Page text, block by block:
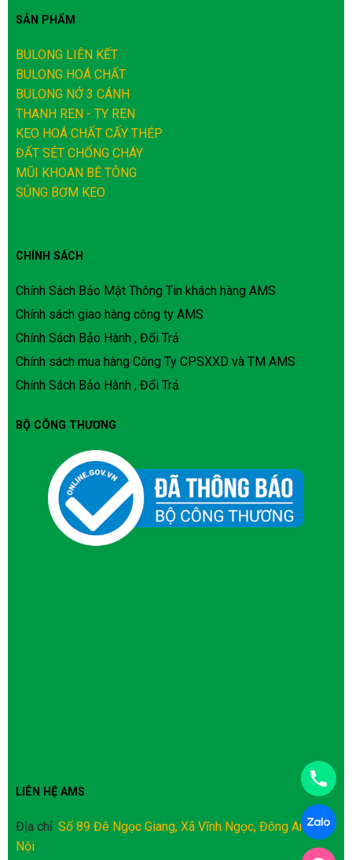
SẢN PHẨM
BULONG LIÊN KẾT
BULONG HOÁ CHẤT
BULONG NỞ 3 CÁNH
THANH REN - TY REN
KEO HOÁ CHẤT CẤY THÉP
ĐẤT SÉT CHỐNG CHÁY
MŨI KHOAN BÊ TÔNG
SÚNG BƠM KEO
CHÍNH SÁCH
Chính Sách Bảo Mật Thông Tin khách hàng AMS
Chính sách giao hàng công ty AMS
Chính Sách Bảo Hành , Đổi Trả
Chính sách mua hàng Công Ty CPSXXD và TM AMS
Chính Sách Bảo Hành , Đổi Trả
BỘ CÔNG THƯƠNG
LIÊN HỆ AMS
Địa chỉ: Số 89 Đê Ngọc Giang, Xã Vĩnh Ngọc, Đông Anh, Hà
Nội